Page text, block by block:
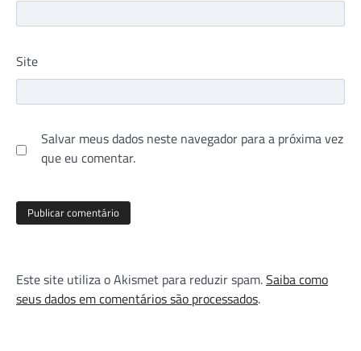
Site
Salvar meus dados neste navegador para a próxima vez
que eu comentar.
Este site utiliza o Akismet para reduzir spam.Saiba como
seus dados em comentários são processados.